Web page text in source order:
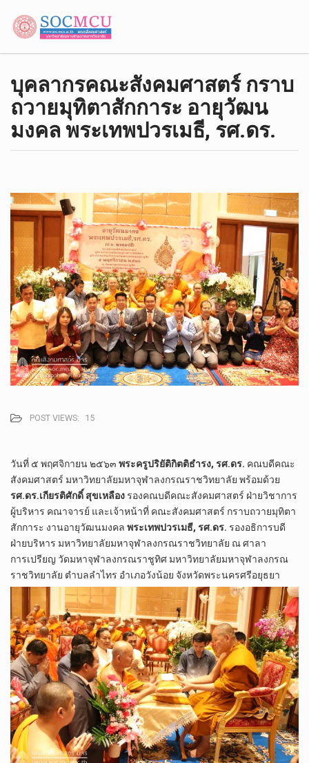
บุคลากรคณะสังคมศาสตร์ กราบ
ถวายมุทิตาสักการะ อายุวัฒน
มงคล พระเทพปวรเมธี, รศ.ดร.
POST VIEWS: 15
วันที่ ๕ พฤศจิกายน ๒๕๖๓ พระครูปริยัติกิตติธำรง, รศ.ดร. คณบดีคณะ
สังคมศาสตร์ มหาวิทยาลัยมหาจุฬาลงกรณราชวิทยาลัย พร้อมด้วย
รศ.ดร.เกียรติศักดิ์ สุขเหลือง รองคณบดีคณะสังคมศาสตร์ ฝ่ายวิชาการ
ผู้บริหาร คณาจารย์ และเจ้าหน้าที่ คณะสังคมศาสตร์ กราบถวายมุทิตา
สักการะ งานอายุวัฒนมงคล พระเทพปวรเมธี, รศ.ดร. รองอธิการบดี
ฝ่ายบริหาร มหาวิทยาลัยมหาจุฬาลงกรณราชวิทยาลัย ณ ศาลา
การเปรียญ วัดมหาจุฬาลงกรณราชูทิศ มหาวิทยาลัยมหาจุฬาลงกรณ
ราชวิทยาลัย ตำบลลำไทร อำเภอวังน้อย จังหวัดพระนครศรีอยุธยา